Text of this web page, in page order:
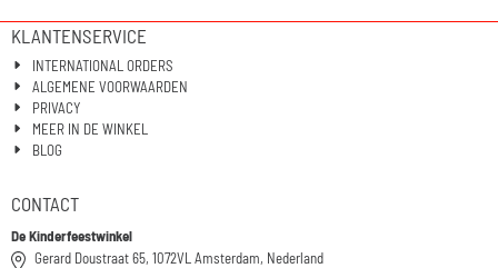
KLANTENSERVICE
INTERNATIONAL ORDERS
ALGEMENE VOORWAARDEN
PRIVACY
MEER IN DE WINKEL
BLOG
CONTACT
De Kinderfeestwinkel
Gerard Doustraat 65, 1072VL Amsterdam, Nederland